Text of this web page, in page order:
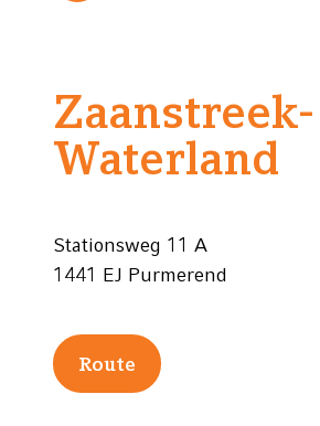
Zaanstreek-
Waterland
Stationsweg 11 A
1441 EJ Purmerend
Route